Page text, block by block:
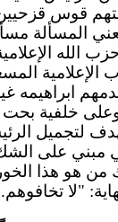
قوس
المسألة
الله
خلفية بحت
لتجميل
على الشك
من هو هذا
"لا تخافوهم.